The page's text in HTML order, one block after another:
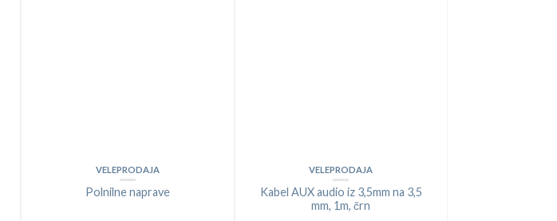
VELEPRODAJA
Polnilne naprave
VELEPRODAJA
Kabel AUX audio iz 3,5mm na 3,5
mm, 1m, črn